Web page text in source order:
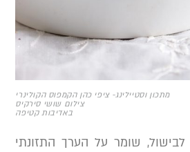
מתכון וסטיילינג- ציפי כהן הקמפוס הקולינרי
צילום שושי סירקיס
באדיבות קטיפה
שומר על הערך התזונתי